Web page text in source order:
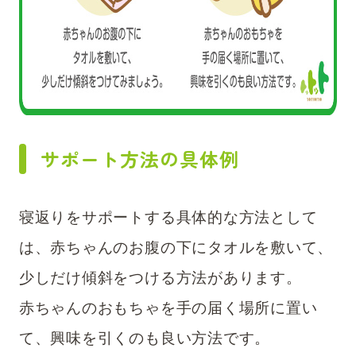
サポート方法の具体例
寝返りをサポートする具体的な方法として
は、赤ちゃんのお腹の下にタオルを敷いて、
少しだけ傾斜をつける方法があります。
赤ちゃんのおもちゃを手の届く場所に置い
て、興味を引くのも良い方法です。